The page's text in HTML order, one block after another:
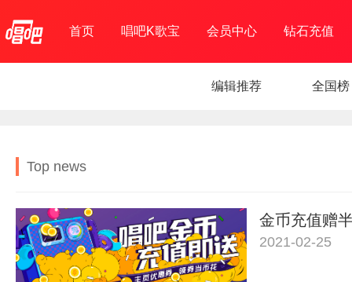
首页 唱吧K歌宝 会员中心 钻石充值
编辑推荐 全国榜
Top news
金币充值赠
2021-02-25